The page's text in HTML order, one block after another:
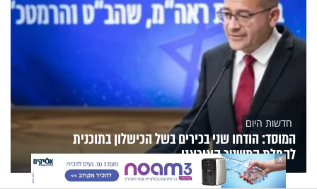
חדשות היום
המוסד: הודחו שני בכירים בשל הכישלון בתוכנית
להפלת המשטר האיראני
X